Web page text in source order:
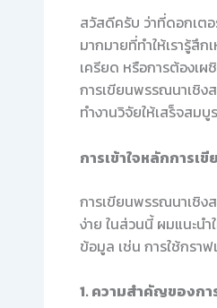
สวัสดีครับ ว่าที่ดอกเต
มากมายที่ทำให้เรารู้สึก
เครียด หรือการต้องเ
การเขียนพรรณนาเชิ
ทำงานวิจัยให้เสร็จสม
การเข้าใจหลักการเ
การเขียนพรรณนาเชิง
ง่าย ในส่วนนี้ ผมแนะน
ข้อมูล เช่น การใช้กรา
1. ความสำคัญของกา